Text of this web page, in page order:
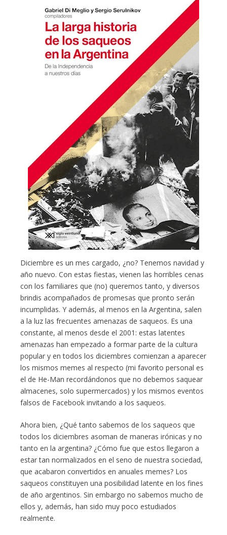
Diciembre es un mes cargado, ¿no? Tenemos navidad y
año nuevo. Con estas fiestas, vienen las horribles cenas
con los familiares que (no) queremos tanto, y diversos
brindis acompañados de promesas que pronto serán
incumplidas. Y además, al menos en la Argentina, salen
a la luz las frecuentes amenazas de saqueos. Es una
constante, al menos desde el 2001: estas latentes
amenazas han empezado a formar parte de la cultura
popular y en todos los diciembres comienzan a aparecer
los mismos memes al respecto (mi favorito personal es
el de He-Man recordándonos que no debemos saquear
almacenes, solo supermercados) y los mismos eventos
falsos de Facebook invitando a los saqueos.
Ahora bien, ¿Qué tanto sabemos de los saqueos que
todos los diciembres asoman de maneras irónicas y no
tanto en la argentina? ¿Cómo fue que estos llegaron a
estar tan normalizados en el seno de nuestra sociedad,
que acabaron convertidos en anuales memes? Los
saqueos constituyen una posibilidad latente en los fines
de año argentinos. Sin embargo no sabemos mucho de
ellos y, además, han sido muy poco estudiados
realmente.